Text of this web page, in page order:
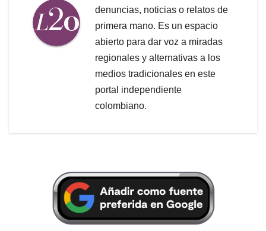
denuncias, noticias o relatos de
primera mano. Es un espacio
abierto para dar voz a miradas
regionales y alternativas a los
medios tradicionales en este
portal independiente
colombiano.